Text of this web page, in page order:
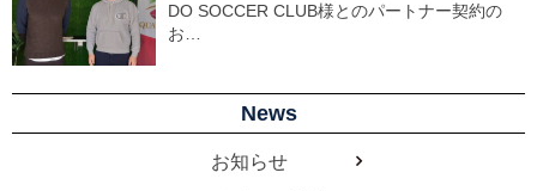
DO SOCCER CLUB様とのパートナー契約の
お…
News
お知らせ